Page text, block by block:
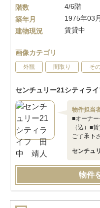
階数
4/6階
築年月
1975年03月
建物現況
賃貸中
画像カテゴリ
外観 間取り そ
センチュリー21シティライ
物件担当
■オーナ
（込）■
ご了承下
センチュ
物件